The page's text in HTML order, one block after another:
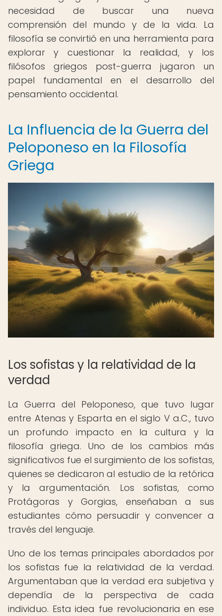
necesidad de buscar una nueva
comprensión del mundo y de la vida. La
filosofía se convirtió en una herramienta para
explorar y cuestionar la realidad, y los
filósofos griegos post-guerra jugaron un
papel fundamental en el desarrollo del
pensamiento occidental.
La Influencia de la Guerra del
Peloponeso en la Filosofía
Griega
Los sofistas y la relatividad de la
verdad
La Guerra del Peloponeso, que tuvo lugar
entre Atenas y Esparta en el siglo V a.C., tuvo
un profundo impacto en la cultura y la
filosofía griega. Uno de los cambios más
significativos fue el surgimiento de los sofistas,
quienes se dedicaron al estudio de la retórica
y la argumentación. Los sofistas, como
Protágoras y Gorgias, enseñaban a sus
estudiantes cómo persuadir y convencer a
través del lenguaje.
Uno de los temas principales abordados por
los sofistas fue la relatividad de la verdad.
Argumentaban que la verdad era subjetiva y
dependía de la perspectiva de cada
individuo. Esta idea fue revolucionaria en ese